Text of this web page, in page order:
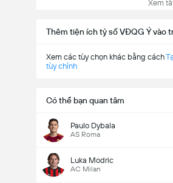
Xem
Thêm tiện ích tỷ số VĐQG Ý vào
Xem các tùy chọn khác bằng cách
tùy chỉnh
Có thể bạn quan tâm
Paulo Dybala
AS Roma
Luka Modric
AC Milan